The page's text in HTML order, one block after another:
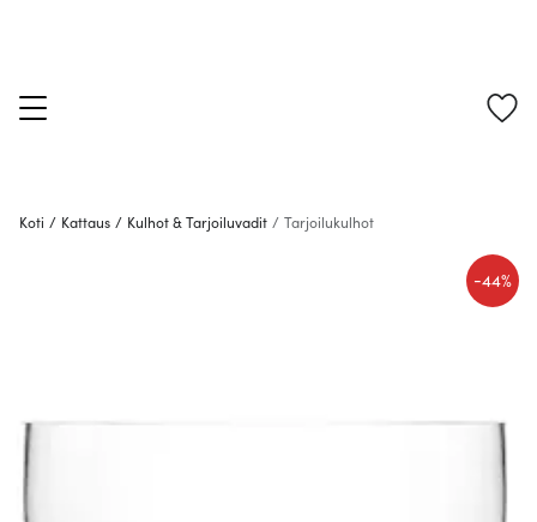
Koti / Kattaus / Kulhot & Tarjoiluvadit / Tarjoilukulhot
-44%